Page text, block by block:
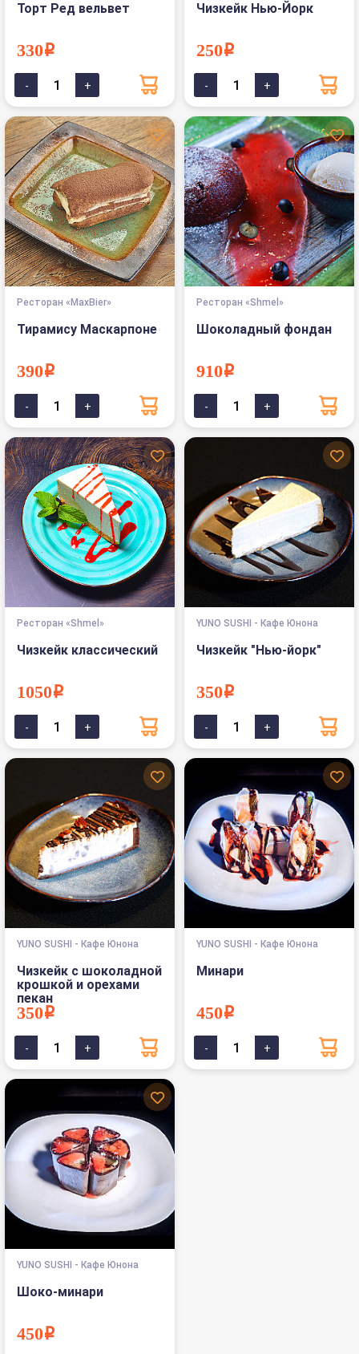
Торт Ред вельвет
330i
Чизкейк Нью-Йорк
250i
Ресторан «MaxBier»
Тирамису Маскарпоне
390i
Ресторан «Shmel»
Шоколадный фондан
910i
Ресторан «Shmel»
Чизкейк классический
1050i
YUNO SUSHI - Кафе Юнона
Чизкейк "Нью-йорк"
350i
YUNO SUSHI - Кафе Юнона
Чизкейк с шоколадной
крошкой и орехами
пекан
350i
YUNO SUSHI - Кафе Юнона
Минари
450i
YUNO SUSHI - Кафе Юнона
Шоко-минари
450i